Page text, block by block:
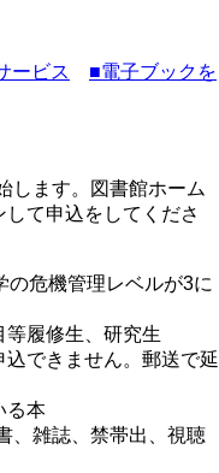
ービス
■電子ブックを
します。図書館ホーム
て申込をしてくださ
の危機管理レベルが3に
等履修生、研究生
できません。郵送で延
る本
、雑誌、禁帯出、視聴